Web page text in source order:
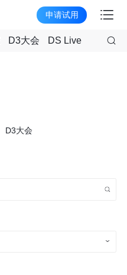
申请试用
D3大会 DS Live
D3大会